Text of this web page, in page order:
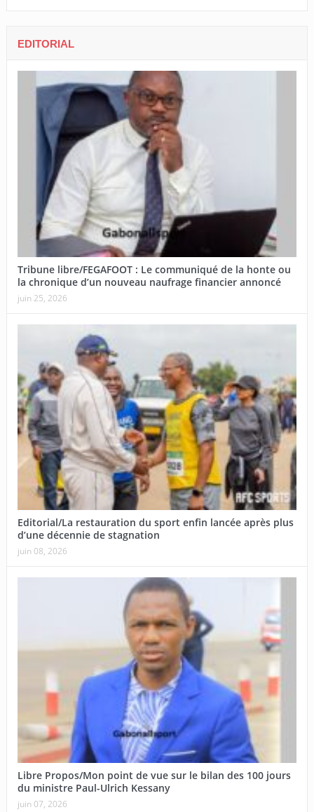
EDITORIAL
Tribune libre/FEGAFOOT : Le communiqué de la honte ou
la chronique d’un nouveau naufrage financier annoncé
juin 25, 2026
Editorial/La restauration du sport enfin lancée après plus
d’une décennie de stagnation
juin 08, 2026
Libre Propos/Mon point de vue sur le bilan des 100 jours
du ministre Paul-Ulrich Kessany
juin 07, 2026